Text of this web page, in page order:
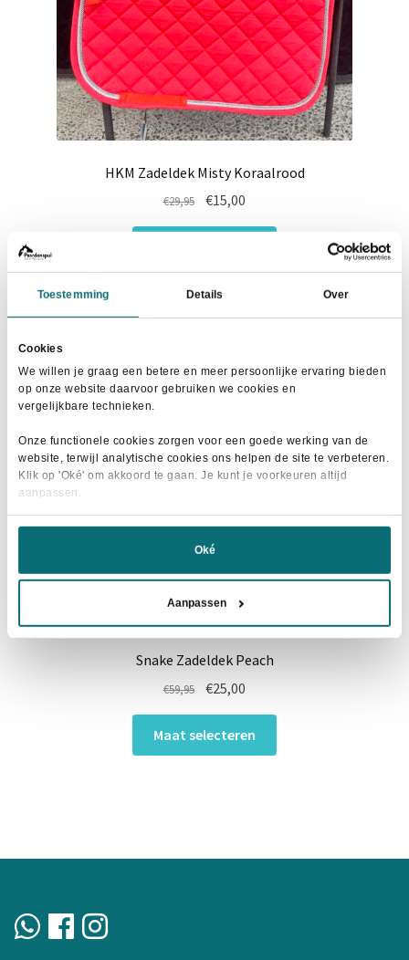
Toestemming Details Over
Cookies
We willen je graag een betere en meer persoonlijke ervaring bieden
op onze website daarvoor gebruiken we cookies en
vergelijkbare technieken.
Onze functionele cookies zorgen voor een goede werking van de
website, terwijl analytische cookies ons helpen de site te verbeteren.
Klik op 'Oké' om akkoord te gaan. Je kunt je voorkeuren altijd
aanpassen.
Oké
Aanpassen
productpagina
HKM Zadeldek Misty Koraalrood
€29,95
Oorspronkelijke
prijs
€29,95.
€15,00
prijs
€15,00.
Dit
optie
kan
worden
op
productpagina
Snake Zadeldek Peach
- 56%
€59,95
Oorspronkelijke
prijs
was:
€59,95.
€25,00
prijs
is:
€25,00.
Maat selecteren
optie